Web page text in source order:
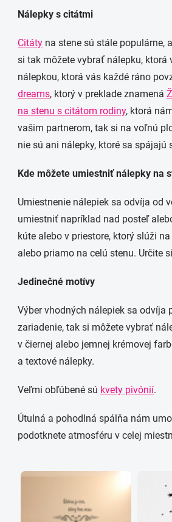
Nálepky s citátmi
Citáty na stene sú stále populárne,
si tak môžete vybrať nálepku,
nálepkou, ktorá vás každé ráno
dreams, ktorý v preklade znamená
na stenu s citátom rodiny, ktorá
vašim partnerom, tak si na voľnú
nie sú ani nálepky, ktoré sa spájajú
Kde môžete umiestniť nálepky na
Umiestnenie nálepiek sa odvíja od
umiestniť napríklad nad posteľ
kúte alebo v priestore, ktorý slúži
alebo priamo na celú stenu. Určite
Jedinečné motívy
Výber vhodných nálepiek sa odvíja
zariadenie, tak si môžete vybrať
v čiernej alebo jemnej krémovej
a textové nálepky.
Veľmi obľúbené sú kvety pivónií.
Útulná a pohodlná spálňa nám
podotknete atmosféru v celej